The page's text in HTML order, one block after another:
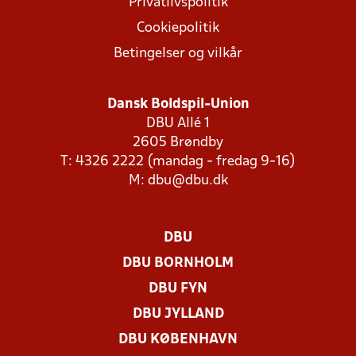
Privatlivspolitik
Cookiepolitik
Betingelser og vilkår
Dansk Boldspil-Union
DBU Allé 1
2605 Brøndby
T: 4326 2222 (mandag - fredag 9-16)
M: dbu@dbu.dk
DBU
DBU BORNHOLM
DBU FYN
DBU JYLLAND
DBU KØBENHAVN